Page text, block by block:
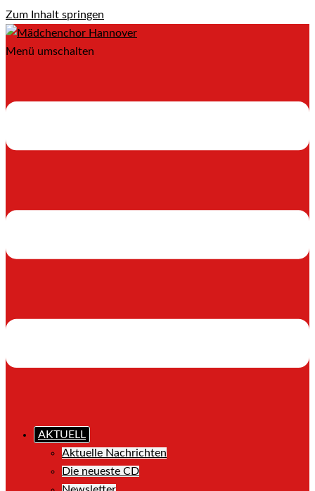
Zum Inhalt springen
Menü umschalten
AKTUELL
Aktuelle Nachrichten
Die neueste CD